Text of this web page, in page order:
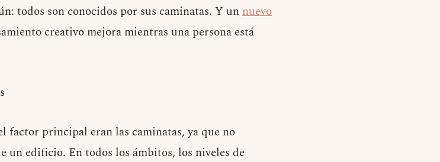
todos son conocidos por sus caminatas. Y unnuevo
creativo mejora mientras una persona está
factor principal eran las caminatas, ya que no
un edificio. En todos los ámbitos, los niveles de